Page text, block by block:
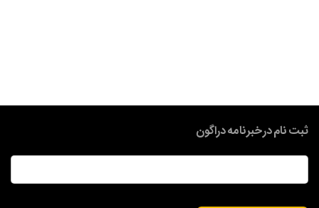
ثبت نام در خبرنامه دراگون
ایمیل*